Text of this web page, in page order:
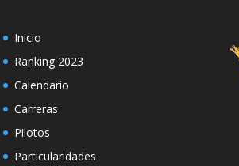
Inicio
Ranking 2023
Calendario
Carreras
Pilotos
Particularidades